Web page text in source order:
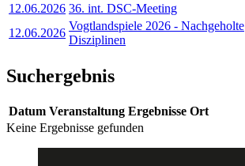
12.06.2026 36. int. DSC-Meeting
12.06.2026
Vogtlandspiele 2026 - Nachgeholte
Disziplinen
Suchergebnis
Datum Veranstaltung Ergebnisse Ort
Keine Ergebnisse gefunden